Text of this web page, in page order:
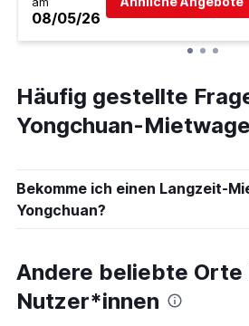
08/05/26
Häufig gestellte
Yongchuan-
Bekomme ich einen Langzeit-
Yongchuan?
Andere beliebte Orte
Nutzer*innen